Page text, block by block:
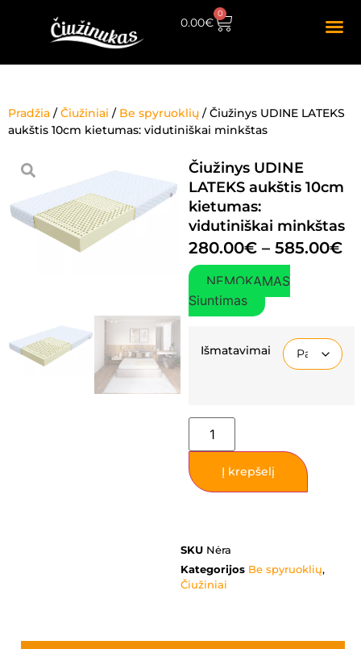
0.00€
0
Pradžia /Čiužiniai / Be spyruoklių / Čiužinys UDINE LATEKS
aukštis 10cm kietumas: vidutiniškai minkštas
Čiužinys UDINE
LATEKS aukštis 10cm
kietumas:
vidutiniškai minkštas
280.00€ – 585.00€
NEMOKAMAS
Siuntimas
Išmatavimai
Į krepšelį
SKU Nėra
Kategorijos Be spyruoklių,
Čiužiniai